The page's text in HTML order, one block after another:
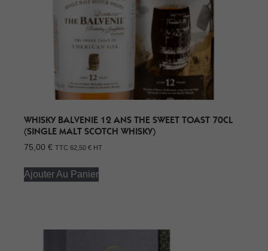
WHISKY BALVENIE 12 ANS THE SWEET TOAST 70CL
(SINGLE MALT SCOTCH WHISKY)
75,00 € TTC 62,50 € HT
Ajouter Au Panier